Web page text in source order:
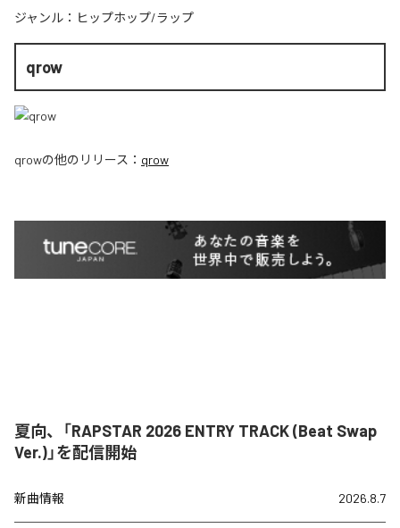
ジャンル： ヒップホップ/ラップ
qrow
qrowの他のリリース： qrow
夏向、「RAPSTAR 2026 ENTRY TRACK (Beat Swap
Ver.)」を配信開始
新曲情報 2026.8.7